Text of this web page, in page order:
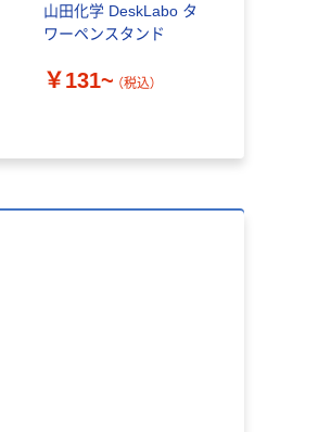
山田化学 DeskLabo タ
ワーペンスタンド
￥131~ （税込）